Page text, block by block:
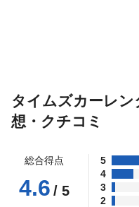
タイムズカーレン
想・クチコミ
総合得点
4.6 / 5
5
4
3
2